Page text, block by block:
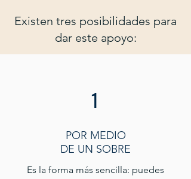
Existen tres posibilidades para
dar este apoyo:
1
POR MEDIO
DE UN SOBRE
Es la forma más sencilla: puedes